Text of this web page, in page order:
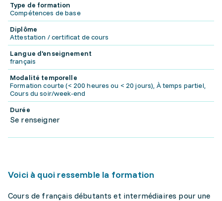
Type de formation
Compétences de base
Diplôme
Attestation / certificat de cours
Langue d'enseignement
français
Modalité temporelle
Formation courte (< 200 heures ou < 20 jours), À temps partiel,
Cours du soir/week-end
Durée
Se renseigner
Voici à quoi ressemble la formation
Cours de français débutants et intermédiaires pour une